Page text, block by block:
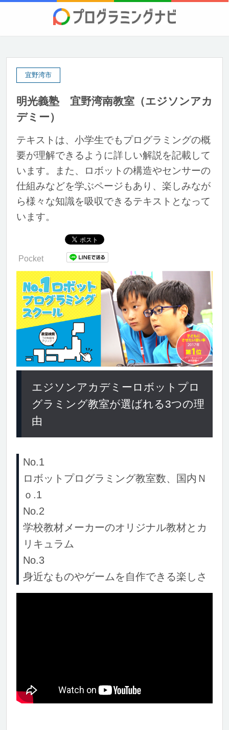
宜野湾市
明光義塾 宜野湾南教室（エジソンアカ
デミー）
テキストは、小学生でもプログラミングの概
要が理解できるように詳しい解説を記載して
います。また、ロボットの構造やセンサーの
仕組みなどを学ぶページもあり、楽しみなが
ら様々な知識を吸収できるテキストとなって
います。
Pocket
エジソンアカデミーロボットプロ
グラミング教室が選ばれる3つの理
由
No.1
ロボットプログラミング教室数、国内Ｎ
ｏ.1
No.2
学校教材メーカーのオリジナル教材とカ
リキュラム
No.3
身近なものやゲームを自作できる楽しさ